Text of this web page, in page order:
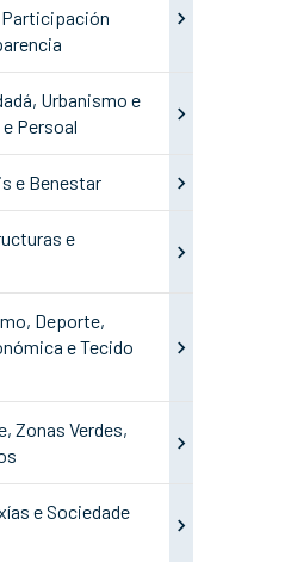
Urbanismo e
Persoal
e Benestar
e
Deporte,
e Tecido
Zonas Verdes,
e Sociedade